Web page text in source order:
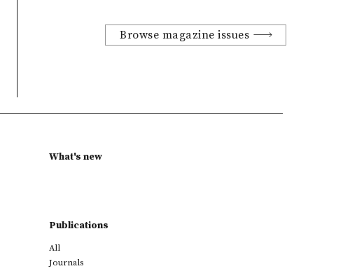
Browse magazine issues
What's new
Publications
All
Journals